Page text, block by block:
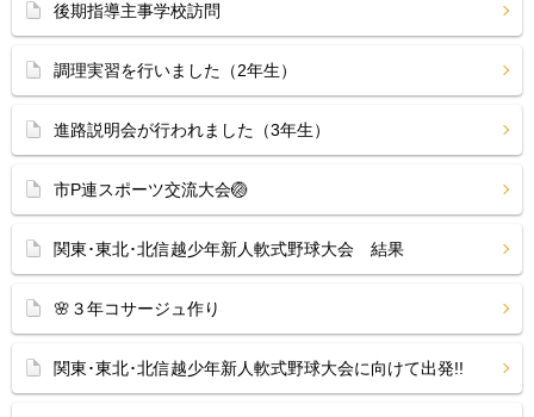
後期指導主事学校訪問
調理実習を行いました（2年生）
進路説明会が行われました（3年生）
市P連スポーツ交流大会🏐
関東･東北･北信越少年新人軟式野球大会 結果
🌸３年コサージュ作り
関東･東北･北信越少年新人軟式野球大会に向けて出発!!